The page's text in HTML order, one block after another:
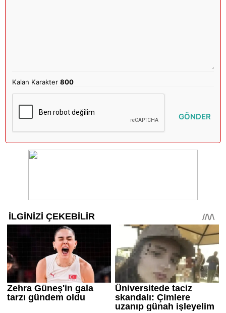
Kalan Karakter800
GÖNDER